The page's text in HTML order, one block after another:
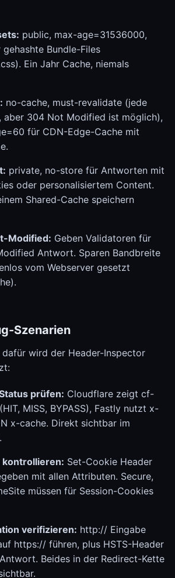
public, max-age=31536000,
Bundle-Files
Ein Jahr Cache, niemals
no-cache, must-revalidate (jede
aber 304 Not Modified ist möglich),
für CDN-Edge-Cache mit
private, no-store für Antworten mit
oder personalisiertem Content.
Shared-Cache speichern
Modified: Geben Validatoren für
Antwort. Sparen Bandbreite
vom Webserver gesetzt
Szenarien
dafür wird der Header-Inspector
prüfen: Cloudflare zeigt cf-
MISS, BYPASS), Fastly nutzt x-
x-cache. Direkt sichtbar im
kontrollieren: Set-Cookie Header
mit allen Attributen. Secure,
müssen für Session-Cookies
verifizieren: http:// Eingabe
https:// führen, plus HSTS-Header
Beides in der Redirect-Kette